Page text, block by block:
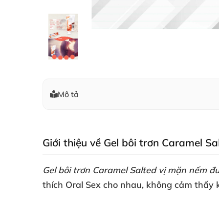
Mô tả
Giới thiệu về Gel bôi trơn Caramel
Gel bôi trơn Caramel Salted vị mặn nếm
thích Oral Sex cho nhau, không cảm thấy